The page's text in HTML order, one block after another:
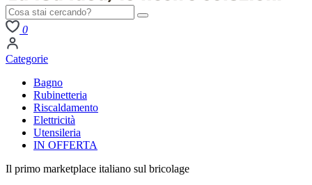
0
Categorie
Bagno
Rubinetteria
Riscaldamento
Elettricità
Utensileria
IN OFFERTA
Il primo marketplace italiano sul bricolage